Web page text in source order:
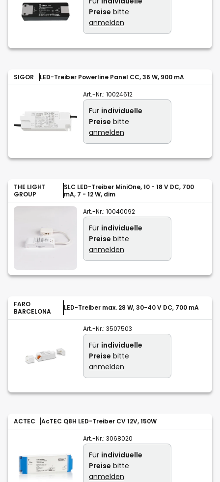
Preise bitte
anmelden
SIGOR LED-Treiber Powerline Panel CC, 36 W, 900 mA
Art.-Nr.: 10024612
Für individuelle
Preise bitte
anmelden
THE LIGHT
GROUP
SLC LED-Treiber MiniOne, 10 - 18 V DC, 700
mA, 7 - 12 W, dim
Art.-Nr.: 10040092
Für individuelle
Preise bitte
anmelden
FARO
BARCELONA
LED-Treiber max. 28 W, 30-40 V DC, 700 mA
Art.-Nr.: 3507503
Für individuelle
Preise bitte
anmelden
ACTEC AcTEC Q8H LED-Treiber CV 12V, 150W
Art.-Nr.: 3068020
Für individuelle
Preise bitte
anmelden